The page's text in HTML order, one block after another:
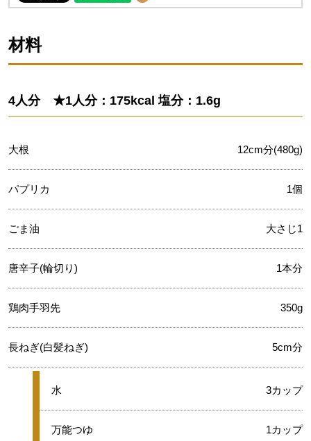
材料
4人分 ★1人分：175kcal 塩分：1.6g
大根 12cm分(480g)
パプリカ 1個
ごま油 大さじ1
唐辛子(輪切り) 1本分
鶏肉手羽先 350g
長ねぎ(白髪ねぎ) 5cm分
★
水 3カップ
★
万能つゆ 1カップ